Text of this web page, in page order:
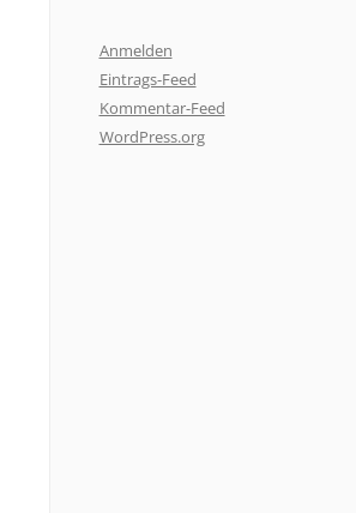
Anmelden
Eintrags-Feed
Kommentar-Feed
WordPress.org